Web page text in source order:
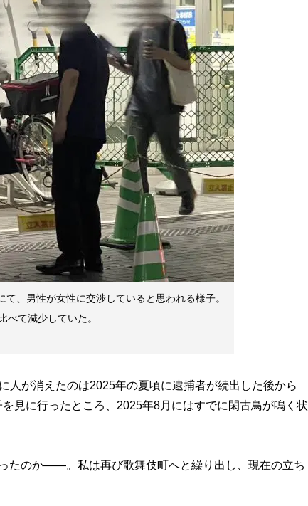
、男性が女性に交渉していると思われる様子。
べて減少していた。
人が消えたのは2025年の夏頃に逮捕者が続出した後から
見に行ったところ、2025年8月にはすでに閑古鳥が鳴く状
のか——。私は再び歌舞伎町へと繰り出し、現在の立ち